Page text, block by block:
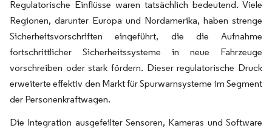
Regulatorische Einflüsse waren tatsächlich bedeutend. Viele
Regionen, darunter Europa und Nordamerika, haben strenge
Sicherheitsvorschriften eingeführt, die die Aufnahme
fortschrittlicher Sicherheitssysteme in neue Fahrzeuge
vorschreiben oder stark fördern. Dieser regulatorische Druck
erweiterte effektiv den Markt für Spurwarnsysteme im Segment
der Personenkraftwagen.
Die Integration ausgefeilter Sensoren, Kameras und Software